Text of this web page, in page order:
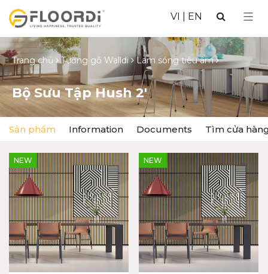
VI EN
Trang chủ Tường gỗ Walldi Lam sóng tiêu âm
Bộ Sưu Tập Hush 2′
Sản phẩm Information Documents Tìm cửa
NEW NEW